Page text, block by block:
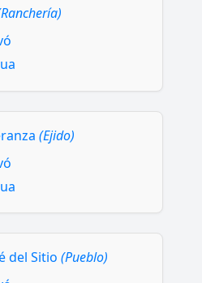
(Ejido)
del Sitio (Pueblo)